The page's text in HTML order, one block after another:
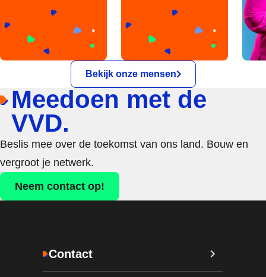
Bekijk onze mensen
Meedoen met de
VVD.
Beslis mee over de toekomst van ons land. Bouw en
vergroot je netwerk.
Neem contact op!
Contact